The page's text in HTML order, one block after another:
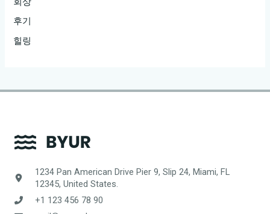
후기
힐링
1234 Pan American Drive Pier 9, Slip 24, Miami, FL
12345, United States.
+1 123 456 78 90